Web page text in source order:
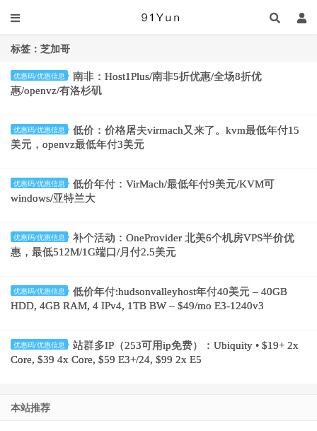
标签：芝加哥
优惠码/优惠信息
南非：Host1Plus/南非5折优惠/全场8折优
惠/openvz/有洛杉矶
优惠码/优惠信息
低价：价格屠夫virmach又来了。kvm最低年付15
美元，openvz最低年付3美元
优惠码/优惠信息
低价年付：VirMach/最低年付9美元/KVM可
windows/亚特兰大
优惠码/优惠信息
补个活动：OneProvider 北美6个机房VPS半价优
惠，最低512M/1G端口/月付2.5美元
优惠码/优惠信息
低价年付:hudsonvalleyhost年付40美元 – 40GB
HDD, 4GB RAM, 4 IPv4, 1TB BW – $49/mo E3-1240v3
优惠码/优惠信息
站群多IP（253可用ip免费）：Ubiquity • $19+ 2x
Core, $39 4x Core, $59 E3+/24, $99 2x E5
本站推荐